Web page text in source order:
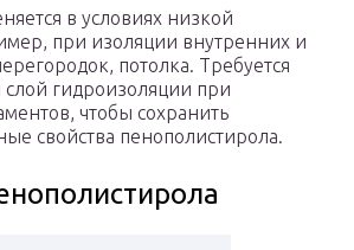
в условиях низкой
при изоляции внутренних и
потолка. Требуется
гидроизоляции при
чтобы сохранить
свойства пенополистирола.